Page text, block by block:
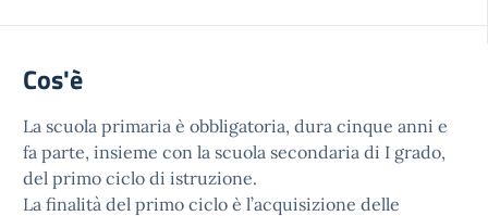
Cos'è
La scuola primaria è obbligatoria, dura cinque anni e
fa parte, insieme con la scuola secondaria di I grado,
del primo ciclo di istruzione.
La finalità del primo ciclo è l’acquisizione delle